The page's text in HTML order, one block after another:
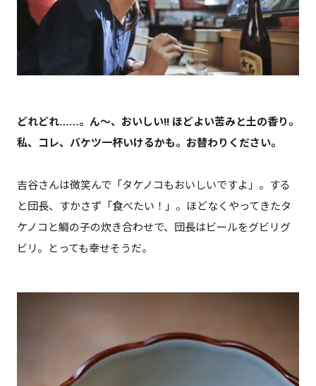
どれどれ……。ん～、おいしい!! ほどよい苦みと土の香り。
私、コレ、バケツ一杯いけるかも。お替わりください。
吉谷さんは微笑んで「タケノコもおいしいですよ」。する
と団長、すかさず「食べたい！」。ほどなくやってきたタ
ケノコと鯛の子の炊き合わせで、団長はビールをグビリグ
ビリ。とっても幸せそうだ。